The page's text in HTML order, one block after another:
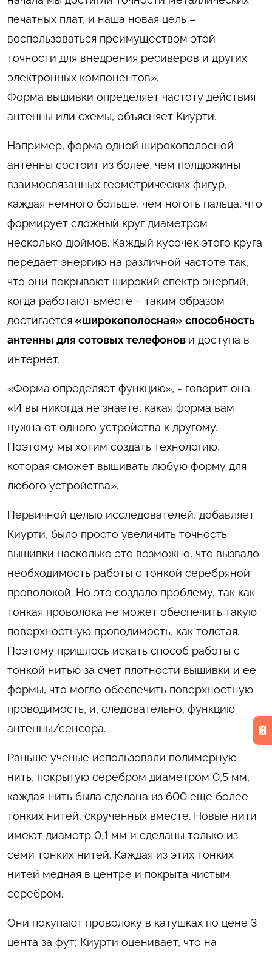
печатных плат, и наша новая цель –
воспользоваться преимуществом этой
точности для внедрения ресиверов и других
электронных компонентов».
Форма вышивки определяет частоту действия
антенны или схемы, объясняет Киурти.
Например, форма одной широкополосной
антенны состоит из более, чем полдюжины
взаимосвязанных геометрических фигур,
каждая немного больше, чем ноготь пальца, что
формирует сложный круг диаметром
несколько дюймов. Каждый кусочек этого круга
передает энергию на различной частоте так,
что они покрывают широкий спектр энергий,
когда работают вместе – таким образом
достигается «широкополосная» способность
антенны для сотовых телефонов и доступа в
интернет.
«Форма определяет функцию», - говорит она.
«И вы никогда не знаете, какая форма вам
нужна от одного устройства к другому.
Поэтому мы хотим создать технологию,
которая сможет вышивать любую форму для
любого устройства».
Первичной целью исследователей, добавляет
Киурти, было просто увеличить точность
вышивки насколько это возможно, что вызвало
необходимость работы с тонкой серебряной
проволокой. Но это создало проблему, так как
тонкая проволока не может обеспечить такую
поверхностную проводимость, как толстая.
Поэтому пришлось искать способ работы с
тонкой нитью за счет плотности вышивки и ее
формы, что могло обеспечить поверхностную
проводимость, и, следовательно, функцию
антенны/сенсора.
Раньше ученые использовали полимерную
нить, покрытую серебром диаметром 0,5 мм,
каждая нить была сделана из 600 еще более
тонких нитей, скрученных вместе. Новые нити
имеют диаметр 0,1 мм и сделаны только из
семи тонких нитей. Каждая из этих тонких
нитей медная в центре и покрыта чистым
серебром.
Они покупают проволоку в катушках по цене 3
цента за фут; Киурти оценивает, что на